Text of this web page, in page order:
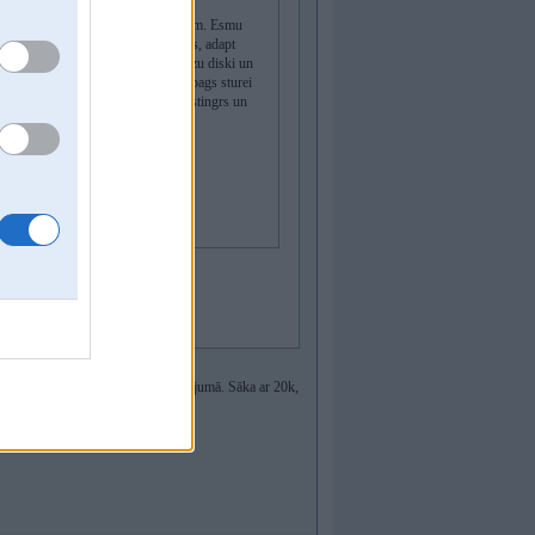
ar manualo 6robu karbu. 113k km. Esmu
alcantara, elektro bagaznieks, adapt
riepam no Hankook. Bremzu diski un
braukt un braukt. AGR und airbags sturei
intereses viss redzams. Auto stingrs un
g31.
perekupiem Lv.
nebija ar mešalku kā Tavā gadījumā. Sāka ar 20k,